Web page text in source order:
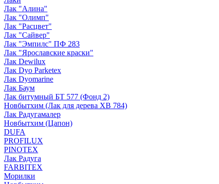
Лак "Алина"
Лак "Олимп"
Лак "Расцвет"
Лак "Сайвер"
Лак "Эмпилс" ПФ 283
Лак "Ярославские краски"
Лак Dewilux
Лак Dyo Parketex
Лак Dyomarine
Лак Баум
Лак битумный БТ 577 (Фонд 2)
Новбытхим (Лак для дерева ХВ 784)
Лак Радугамалер
Новбытхим (Цапон)
DUFA
PROFILUX
PINOTEX
Лак Радуга
FARBITEX
Морилки